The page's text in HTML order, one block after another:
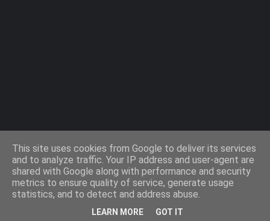
Design by -Templateify
This site uses cookies from Google to deliver its services
and to analyze traffic. Your IP address and user-agent are
shared with Google along with performance and security
metrics to ensure quality of service, generate usage
statistics, and to detect and address abuse.
LEARN MORE GOT IT